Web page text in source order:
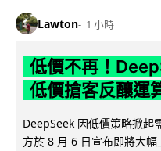
Lawton 1 小時
低價不再！
低價搶客反釀運
DeepSeek 因低價策略掀起
方於 8 月 6 日宣布即將大